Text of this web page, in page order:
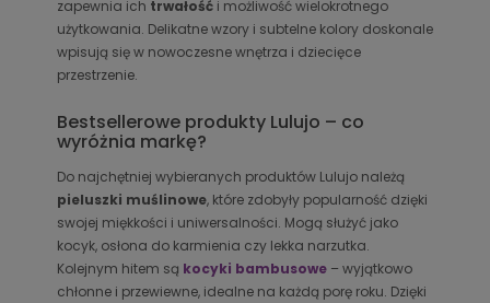
zapewnia ich trwałość i możliwość wielokrotnego
użytkowania. Delikatne wzory i subtelne kolory doskonale
wpisują się w nowoczesne wnętrza i dziecięce
przestrzenie.
Bestsellerowe produkty Lulujo – co
wyróżnia markę?
Do najchętniej wybieranych produktów Lulujo należą
pieluszki muślinowe, które zdobyły popularność dzięki
swojej miękkości i uniwersalności. Mogą służyć jako
kocyk, osłona do karmienia czy lekka narzutka.
Kolejnym hitem są kocyki bambusowe – wyjątkowo
chłonne i przewiewne, idealne na każdą porę roku. Dzięki